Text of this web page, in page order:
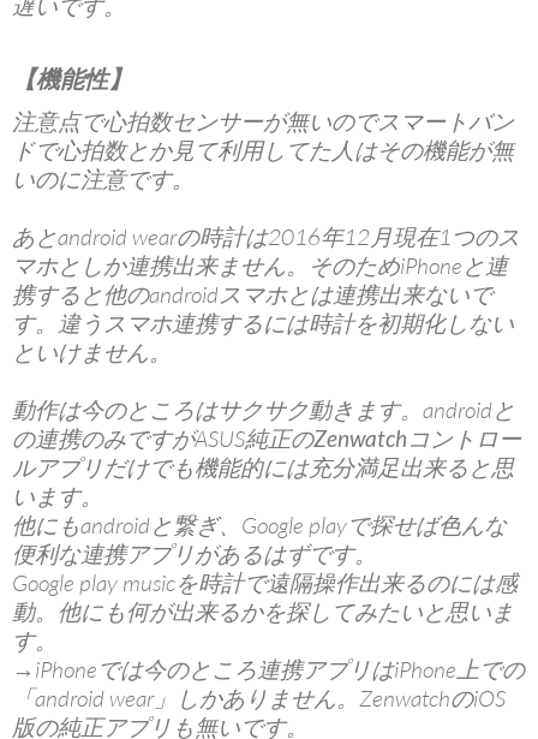
遅いです。
【機能性】
注意点で心拍数センサーが無いのでスマートバン
ドで心拍数とか見て利用してた人はその機能が無
いのに注意です。
あとandroid wearの時計は2016年12月現在1つのス
マホとしか連携出来ません。そのためiPhoneと連
携すると他のandroidスマホとは連携出来ないで
す。違うスマホ連携するには時計を初期化しない
といけません。
動作は今のところはサクサク動きます。androidと
の連携のみですがASUS純正のZenwatchコントロー
ルアプリだけでも機能的には充分満足出来ると思
います。
他にもandroidと繋ぎ、Google playで探せば色んな
便利な連携アプリがあるはずです。
Google play musicを時計で遠隔操作出来るのには感
動。他にも何が出来るかを探してみたいと思いま
す。
→iPhoneでは今のところ連携アプリはiPhone上での
「android wear」しかありません。ZenwatchのiOS
版の純正アプリも無いです。